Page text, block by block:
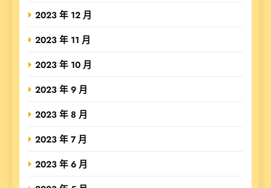
2023 年 12 月
2023 年 11 月
2023 年 10 月
2023 年 9 月
2023 年 8 月
2023 年 7 月
2023 年 6 月